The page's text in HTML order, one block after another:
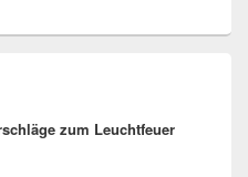
zum Leuchtfeuer